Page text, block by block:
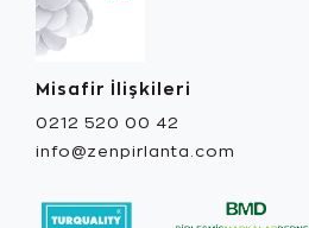
Misafir İlişkileri
0212 520 00 42
info@zenpirlanta.com